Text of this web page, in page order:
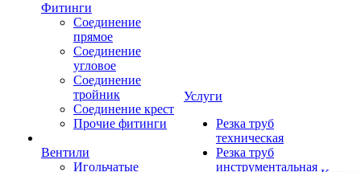
Фитинги
Соединение
прямое
Соединение
угловое
Соединение
тройник
Соединение крест
Прочие фитинги
Вентили
Игольчатые
Услуги
Резка труб
техническая
Резка труб
инструментальная